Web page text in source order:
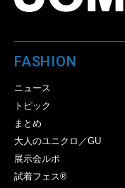
FASHION
ニュース
トピック
まとめ
大人のユニクロ／GU
展示会ルポ
試着フェス®︎